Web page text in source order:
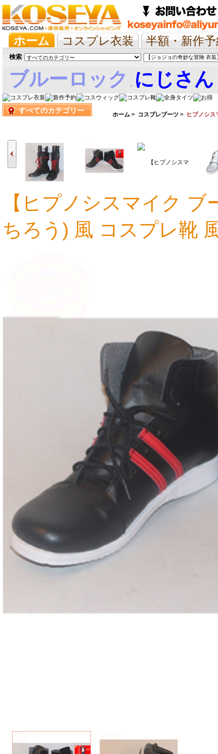
ホーム コスプレ衣装
半額・新作
抱き枕/布団/シーツ
ツイステ ウマ
検索
ブルーロック , にじさ
娘すべてのカテゴリー ホーム > コスプレブーツ > ヒプノシス
9,514円 9,082円
10,091円
【ヒプノシスマイク
ちろう) 風 コスプレ靴